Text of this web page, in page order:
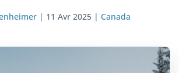
| 11 Avr 2025 | Canada